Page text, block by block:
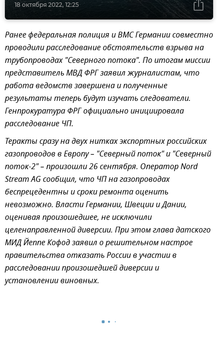
18 октября 2022, 12:25
Ранее федеральная полиция и ВМС Германии совместно
проводили расследование обстоятельств взрыва на
трубопроводах "Северного потока". По итогам миссии
представитель МВД ФРГ заявил журналистам, что
работа ведомств завершена и полученные
результаты теперь будут изучать следователи.
Генпрокуратура ФРГ официально инициировала
расследование ЧП.
Теракты сразу на двух нитках экспортных российских
газопроводов в Европу – "Северный поток" и "Северный
поток-2" – произошли 26 сентября. Оператор Nord
Stream AG сообщил, что ЧП на газопроводах
беспрецедентны и сроки ремонта оценить
невозможно. Власти Германии, Швеции и Дании,
оценивая произошедшее, не исключили
целенаправленной диверсии. При этом глава датского
МИД Йеппе Кофод заявил о решительном настрое
правительства отказать России в участии в
расследовании произошедшей диверсии и
установлении виновных.